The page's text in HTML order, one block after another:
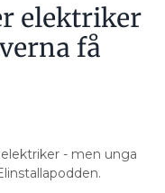
elektriker
få
- men unga